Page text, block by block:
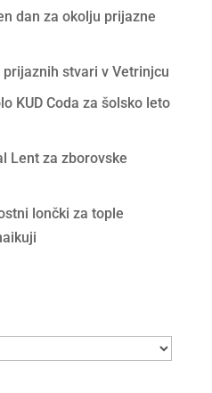
dan za okolju prijazne
stvari v Vetrinjcu
KUD Coda za šolsko leto
Lent za zborovske
lončki za tople